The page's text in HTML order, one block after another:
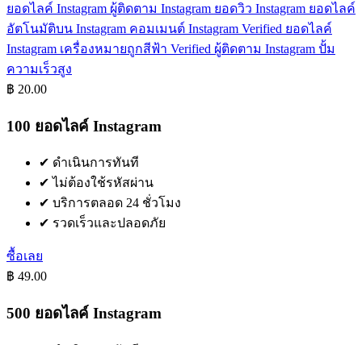
ยอดไลค์ Instagram ผู้ติดตาม Instagram ยอดวิว Instagram ยอดไลค์
อัตโนมัติบน Instagram คอมเมนต์ Instagram Verified ยอดไลค์
Instagram เครื่องหมายถูกสีฟ้า Verified ผู้ติดตาม Instagram ปั้ม
ความเร็วสูง
฿ 20.00
100 ยอดไลค์ Instagram
✔ ดำเนินการทันที
✔ ไม่ต้องใช้รหัสผ่าน
✔ บริการตลอด 24 ชั่วโมง
✔ รวดเร็วและปลอดภัย
ซื้อเลย
฿ 49.00
500 ยอดไลค์ Instagram